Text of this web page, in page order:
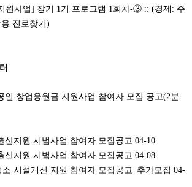
원사업] 장기 1기 프로그램 1회차-③ :: (경제: 주
진로찾기)
인 창업응원금 지원사업 참여자 모집 공고(2분
산지원 시범사업 참여자 모집공고 04-10
산지원 시범사업 참여자 모집공고 04-08
소 시설개선 지원 참여자 모집공고_추가모집 04-